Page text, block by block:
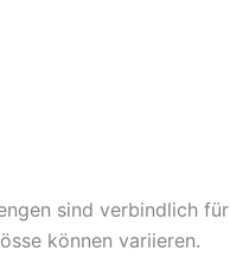
sind verbindlich
können variieren.